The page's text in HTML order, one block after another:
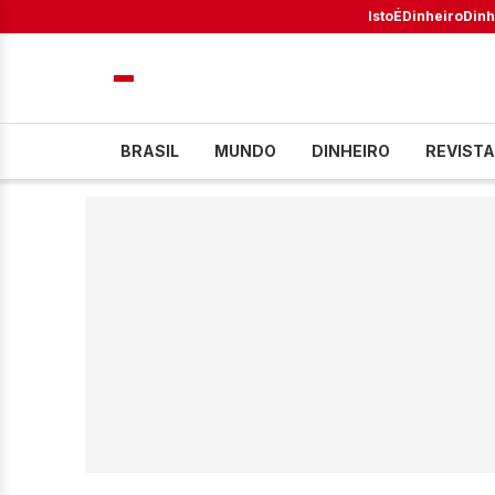
IstoÉDinheiro
BRASIL MUNDO DINHEIRO REVISTA